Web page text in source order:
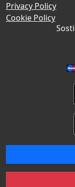
Privacy Policy
Cookie Policy